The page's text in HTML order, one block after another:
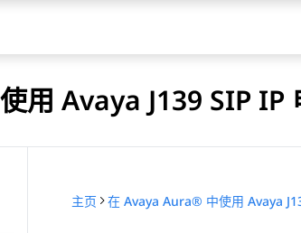
用 Avaya J139 SIP IP
主页